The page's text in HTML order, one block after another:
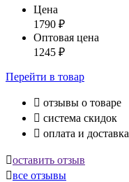
Цена
1790 ₽
Оптовая цена
1245 ₽
Перейти в товар
 отзывы о товаре
 система скидок
 оплата и доставка
оставить отзыв
все отзывы